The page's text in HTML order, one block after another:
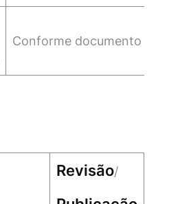
Conforme documento
Revisão/